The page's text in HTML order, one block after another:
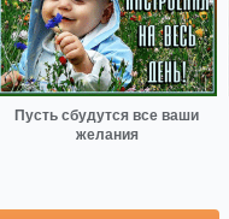
Пусть сбудутся все ваши
желания